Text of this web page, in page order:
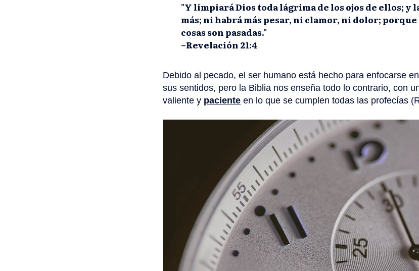
"Y limpiará Dios toda lágrima de los ojos de ellos; y
más; ni habrá más pesar, ni clamor, ni dolor;
cosas son pasadas."
–Revelación 21:4
Debido al pecado, el ser humano está hecho para enfocarse
sus sentidos, pero la Biblia nos enseña todo lo contrario, con
valiente y paciente en lo que se cumplen todas las profecías